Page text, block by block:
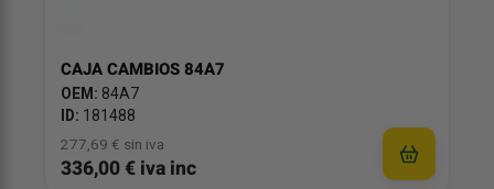
CAJA CAMBIOS 84A7
OEM: 84A7
ID: 181488
277,69 € sin iva
336,00 € iva inc